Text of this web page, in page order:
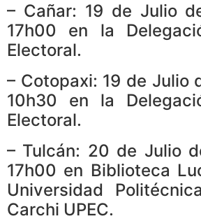
– Cañar: 19 de Julio
17h00 en la
Electoral.
– Cotopaxi: 19 de Julio
10h30 en la
Electoral.
– Tulcán: 20 de Julio
17h00 en Biblioteca
Universidad
Carchi UPEC.